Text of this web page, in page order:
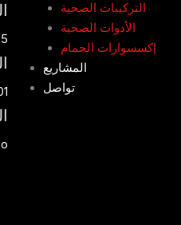
التركيبات الصحية
الأدوات الصحية
إكسسوارات الحمام
المشاريع
تواصل